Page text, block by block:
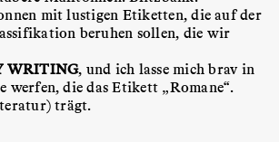
mit lustigen Etiketten, die auf der
beruhen sollen, die wir
WRITING, und ich lasse mich brav in
die das Etikett „Romane“.
trägt.